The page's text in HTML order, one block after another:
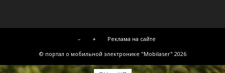
– +
Реклама на сайте
© портал о мобильной электронике "Mobilaser" 2026